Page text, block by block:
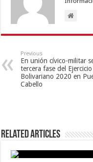
Previous
En unión cívico-militar
tercera fase del
Bolivariano 2020 en
Cabello
Related Articles